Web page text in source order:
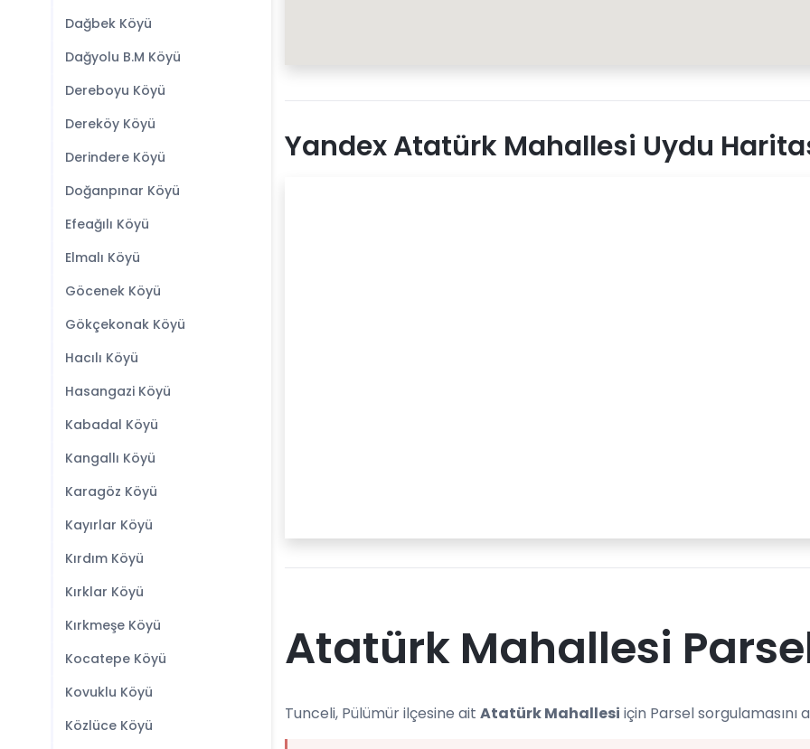
Dağbek Köyü
Dağyolu B.M Köyü
Dereboyu Köyü
Dereköy Köyü
Derindere Köyü
Doğanpınar Köyü
Efeağılı Köyü
Elmalı Köyü
Göcenek Köyü
Gökçekonak Köyü
Hacılı Köyü
Hasangazi Köyü
Kabadal Köyü
Kangallı Köyü
Karagöz Köyü
Kayırlar Köyü
Kırdım Köyü
Kırklar Köyü
Kırkmeşe Köyü
Kocatepe Köyü
Kovuklu Köyü
Közlüce Köyü
Yandex Atatürk Mahallesi Uydu
Atatürk Mahallesi
Tunceli, Pülümür ilçesine ait Atatürk Mahallesi için Parsel